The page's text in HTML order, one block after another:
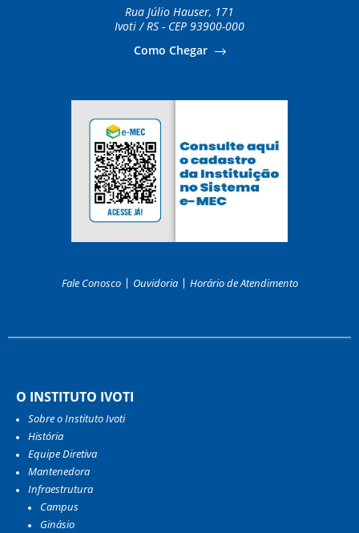
Rua Júlio Hauser, 171
Ivoti / RS - CEP 93900-000
Como Chegar
Fale Conosco Ouvidoria Horário de Atendimento
O INSTITUTO IVOTI
Sobre o Instituto Ivoti
História
Equipe Diretiva
Mantenedora
Infraestrutura
Campus
Ginásio